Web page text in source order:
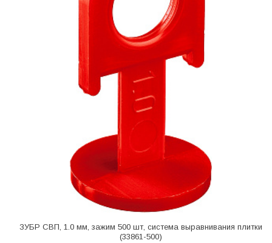
ЗУБР СВП, 1.0 мм, зажим 500 шт, система выравнивания плитки
(33861-500)